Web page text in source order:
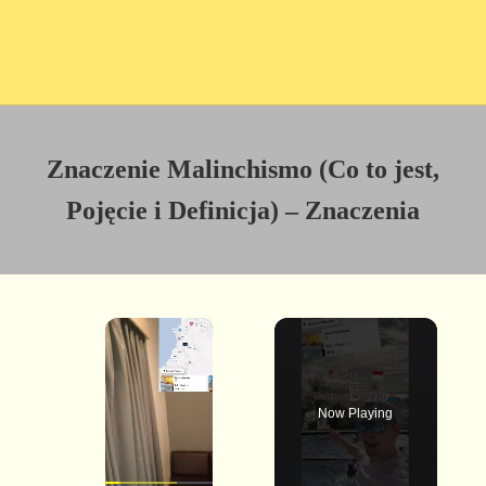
Znaczenie Malinchismo (Co to jest,
Pojęcie i Definicja) – Znaczenia
×
Now Playing